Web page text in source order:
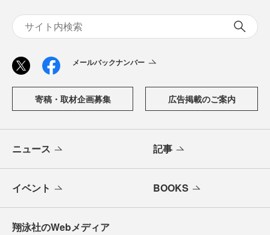
メールバックナンバー
寄稿・取材企画募集 広告掲載のご案内
ニュース 記事
イベント BOOKS
翔泳社のWebメディア